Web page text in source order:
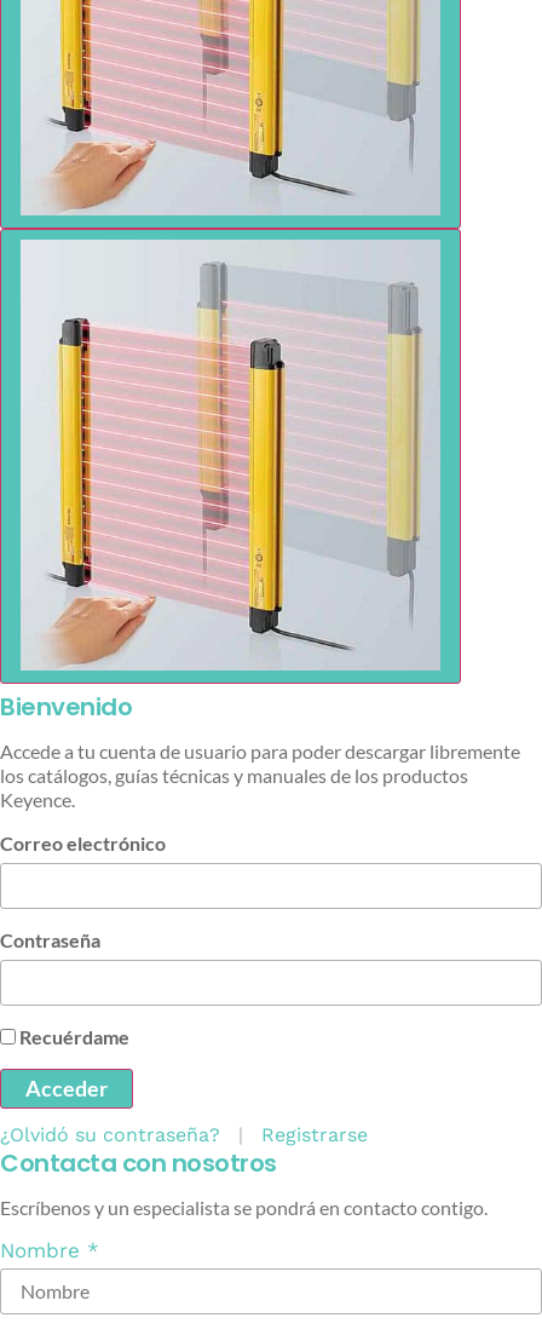
Bienvenido
Accede a tu cuenta de usuario para poder descargar libremente
los catálogos, guías técnicas y manuales de los productos
Keyence.
Correo electrónico
Contraseña
Recuérdame
Acceder
¿Olvidó su contraseña? Registrarse
Contacta con nosotros
Escríbenos y un especialista se pondrá en contacto contigo.
Nombre *